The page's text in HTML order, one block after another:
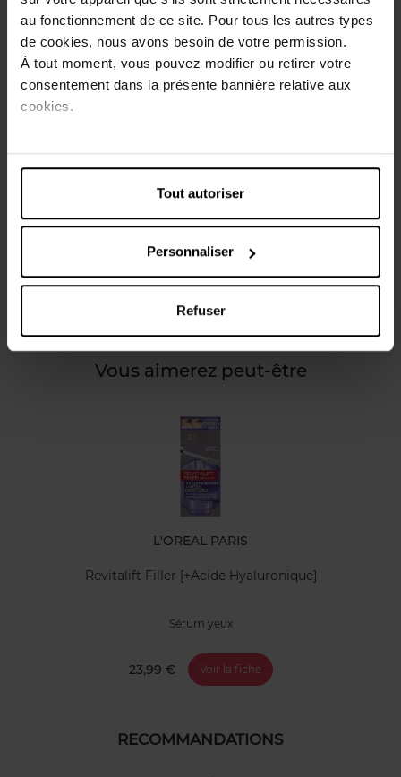
au fonctionnement de ce site. Pour tous les autres types
de cookies, nous avons besoin de votre permission.
À tout moment, vous pouvez modifier ou retirer votre
consentement dans la présente bannière relative aux
cookies.
Tout autoriser
Personnaliser
Refuser
Triple Active de L'Oréal Paris assure l'hydratation de la
peau pendant 24h, aide à protéger la peau des effets
nocifs des UV quotidiens et reconstitue la protection
cutanée pour révéler une peau éclatante.
Pour peaux normales à mixtes.
Conseils d'utilisation
Appliquez le matin sur une peau parfaitement nettoyée.
Avis client
Vous aimerez peut-être
L'OREAL PARIS
Revitalift Filler [+Acide Hyaluronique]
Sérum yeux
23,99 € Voir la fiche
RECOMMANDATIONS